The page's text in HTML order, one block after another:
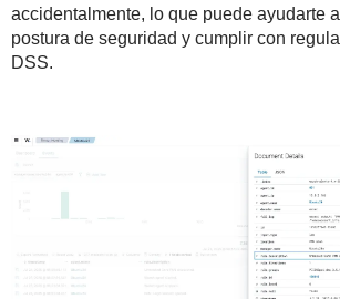
accidentalmente, lo que puede ayudarte
postura de seguridad y cumplir con
DSS.